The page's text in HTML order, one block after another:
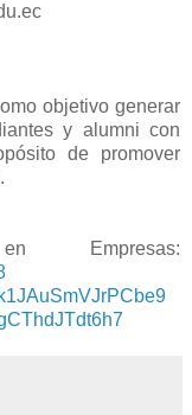
objetivo generar
y alumni con
de promover
Empresas: